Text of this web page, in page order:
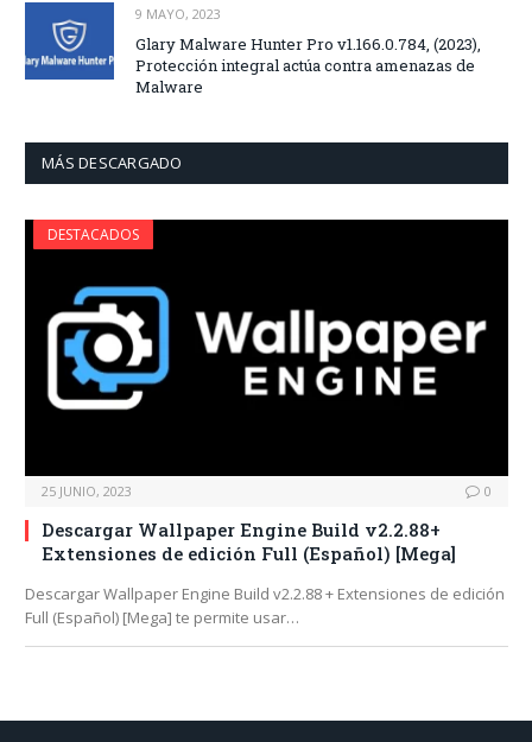
9 MAYO, 2023
Glary Malware Hunter Pro v1.166.0.784, (2023),
Protección integral actúa contra amenazas de
Malware
MÁS DESCARGADO
DESTACADOS
25 JUNIO, 2023 0
Descargar Wallpaper Engine Build v2.2.88+
Extensiones de edición Full (Español) [Mega]
Descargar Wallpaper Engine Build v2.2.88 + Extensiones de edición
Full (Español) [Mega] te permite usar…